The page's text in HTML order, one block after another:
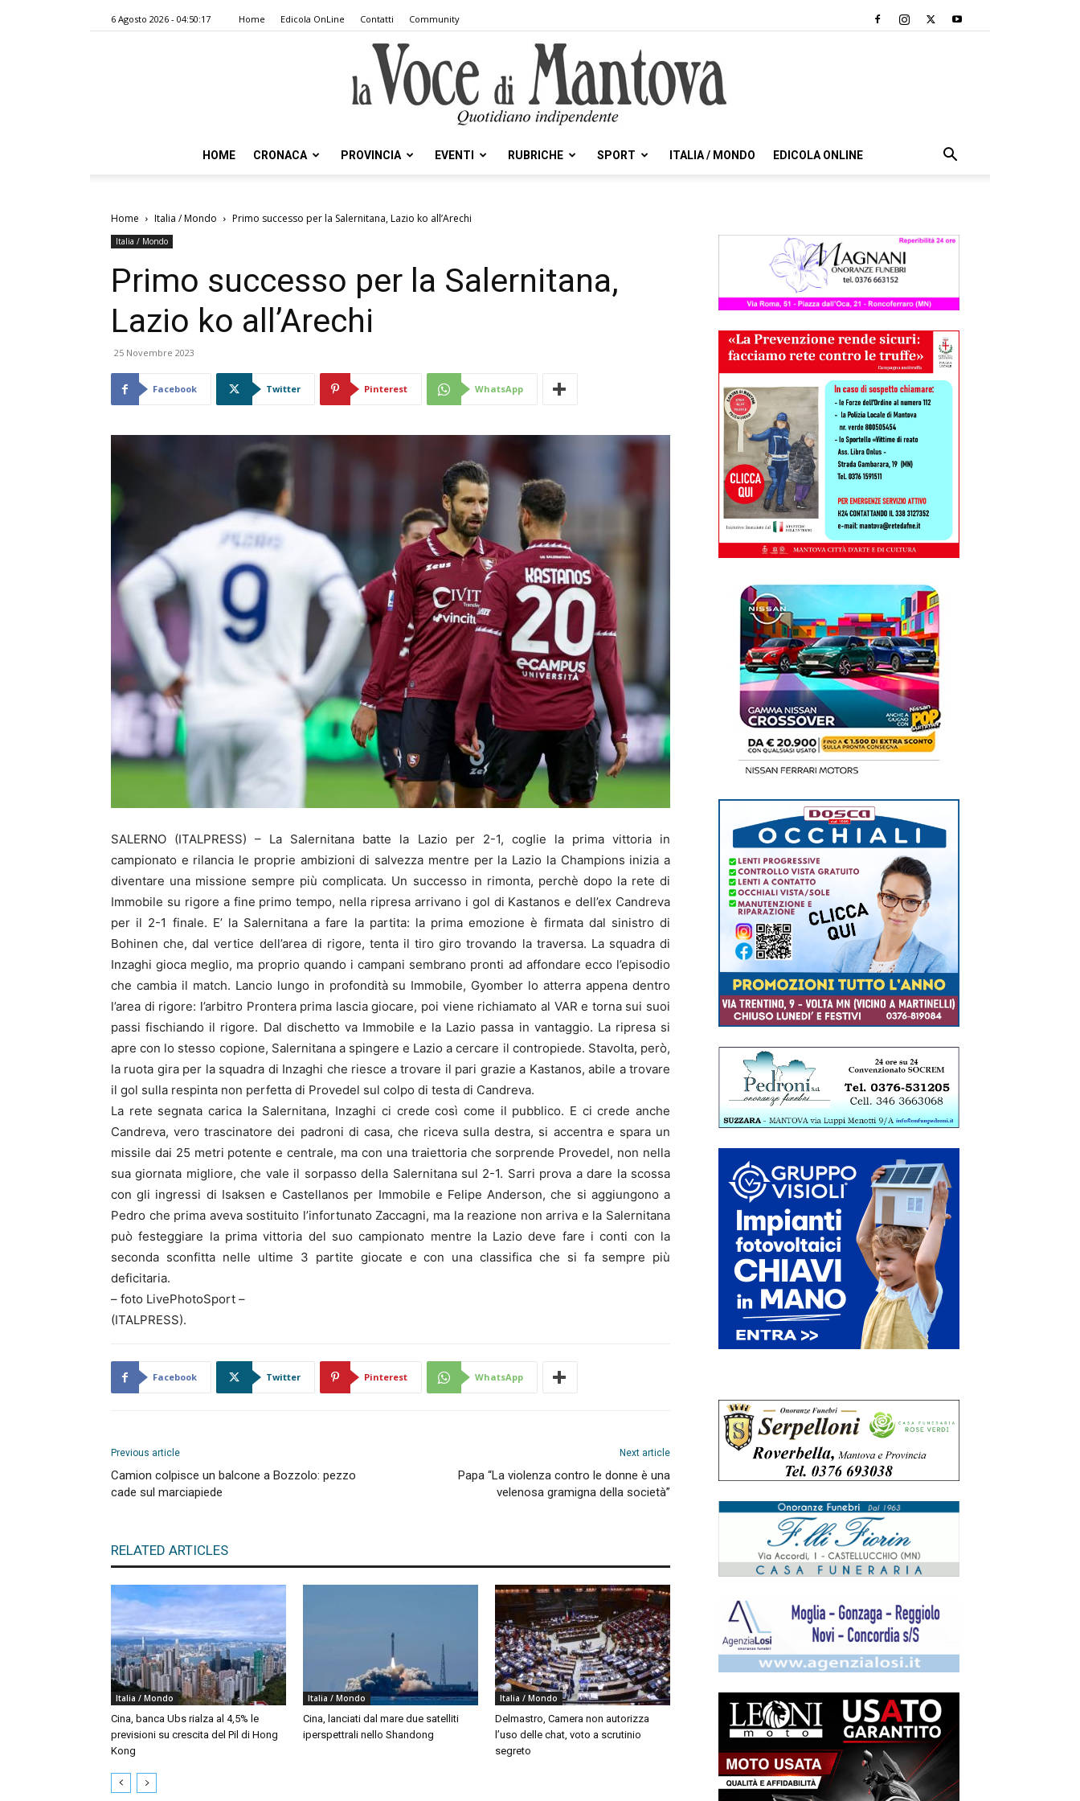
6 Agosto 2026 - 04:50:17 Home Edicola OnLine Contatti Community
Voce
Mantova
HOME CRONACA PROVINCIA EVENTI RUBRICHE SPORT ITALIA / MONDO EDICOLA ONLINE
Home Italia / Mondo Primo successo per la Salernitana, Lazio ko all’Arechi
Italia / Mondo
Primo successo per la Salernitana,
Lazio ko all’Arechi
25 Novembre 2023
Facebook Twitter Pinterest WhatsApp
SALERNO (ITALPRESS) – La Salernitana batte la Lazio per 2-1, coglie la prima vittoria in
campionato e rilancia le proprie ambizioni di salvezza mentre per la Lazio la Champions inizia a
diventare una missione sempre più complicata. Un successo in rimonta, perchè dopo la rete di
Immobile su rigore a fine primo tempo, nella ripresa arrivano i gol di Kastanos e dell’ex Candreva
per il 2-1 finale. E’ la Salernitana a fare la partita: la prima emozione è firmata dal sinistro di
Bohinen che, dal vertice dell’area di rigore, tenta il tiro giro trovando la traversa. La squadra di
Inzaghi gioca meglio, ma proprio quando i campani sembrano pronti ad affondare ecco l’episodio
che cambia il match. Lancio lungo in profondità su Immobile, Gyomber lo atterra appena dentro
l’area di rigore: l’arbitro Prontera prima lascia giocare, poi viene richiamato al VAR e torna sui suoi
passi fischiando il rigore. Dal dischetto va Immobile e la Lazio passa in vantaggio. La ripresa si
apre con lo stesso copione, Salernitana a spingere e Lazio a cercare il contropiede. Stavolta, però,
la ruota gira per la squadra di Inzaghi che riesce a trovare il pari grazie a Kastanos, abile a trovare
il gol sulla respinta non perfetta di Provedel sul colpo di testa di Candreva.
La rete segnata carica la Salernitana, Inzaghi ci crede così come il pubblico. E ci crede anche
Candreva, vero trascinatore dei padroni di casa, che riceva sulla destra, si accentra e spara un
missile dai 25 metri potente e centrale, ma con una traiettoria che sorprende Provedel, non nella
sua giornata migliore, che vale il sorpasso della Salernitana sul 2-1. Sarri prova a dare la scossa
con gli ingressi di Isaksen e Castellanos per Immobile e Felipe Anderson, che si aggiungono a
Pedro che prima aveva sostituito l’infortunato Zaccagni, ma la reazione non arriva e la Salernitana
può festeggiare la prima vittoria del suo campionato mentre la Lazio deve fare i conti con la
seconda sconfitta nelle ultime 3 partite giocate e con una classifica che si fa sempre più
deficitaria.
– foto LivePhotoSport –
(ITALPRESS).
Facebook Twitter Pinterest WhatsApp
Previous article
Camion colpisce un balcone a Bozzolo: pezzo
cade sul marciapiede
Next article
Papa “La violenza contro le donne è una
velenosa gramigna della società”
RELATED ARTICLES
Italia / Mondo
Cina, banca Ubs rialza al 4,5% le
previsioni su crescita del Pil di Hong
Kong
Italia / Mondo
Cina, lanciati dal mare due satelliti
iperspettrali nello Shandong
Italia / Mondo
Delmastro, Camera non autorizza
l’uso delle chat, voto a scrutinio
segreto